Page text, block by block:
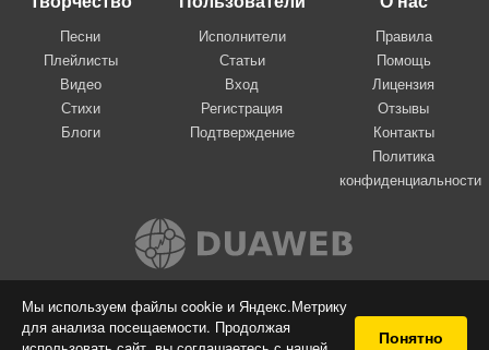
Мы используем файлы cookie и Яндекс.Метрику
для анализа посещаемости. Продолжая
Понятно
Песни
Плейлисты
Видео
Стихи
Блоги
Исполнители
Статьи
Вход
Регистрация
Подтверждение
Правила
Помощь
Лицензия
Отзывы
Контакты
Политика
конфиденциальности
Вконтакте
© 2009-2026 Я-пою